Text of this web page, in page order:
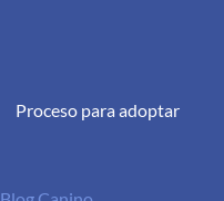
Proceso para adoptar